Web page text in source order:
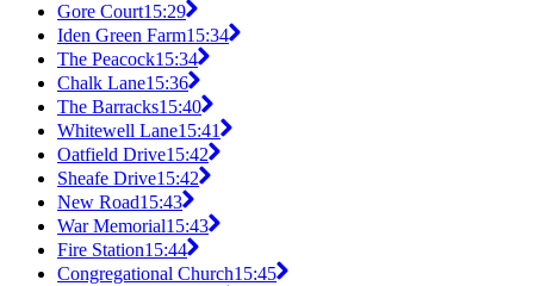
Gore Court15:29
Iden Green Farm15:34
The Peacock15:34
Chalk Lane15:36
The Barracks15:40
Whitewell Lane15:41
Oatfield Drive15:42
Sheafe Drive15:42
New Road15:43
War Memorial15:43
Fire Station15:44
Congregational Church15:45